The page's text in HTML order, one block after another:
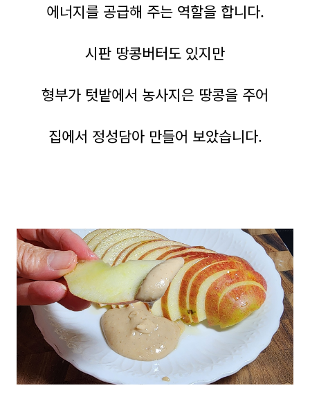
에너지를 공급해 주는 역할을 합니다.
시판 땅콩버터도 있지만
형부가 텃밭에서 농사지은 땅콩을 주어
집에서 정성담아 만들어 보았습니다.